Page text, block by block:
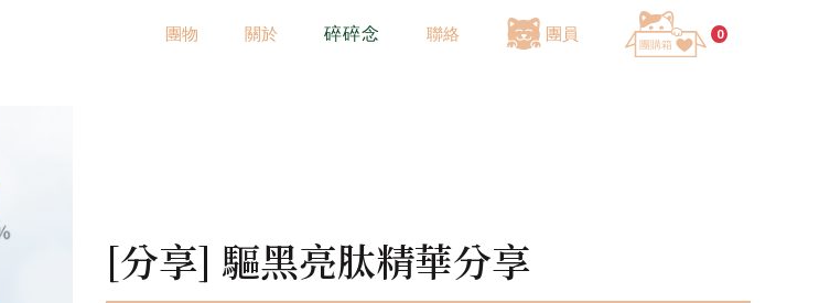
團物 關於 碎碎念 聯絡 團員 0
[分享] 驅黑亮肽精華分享